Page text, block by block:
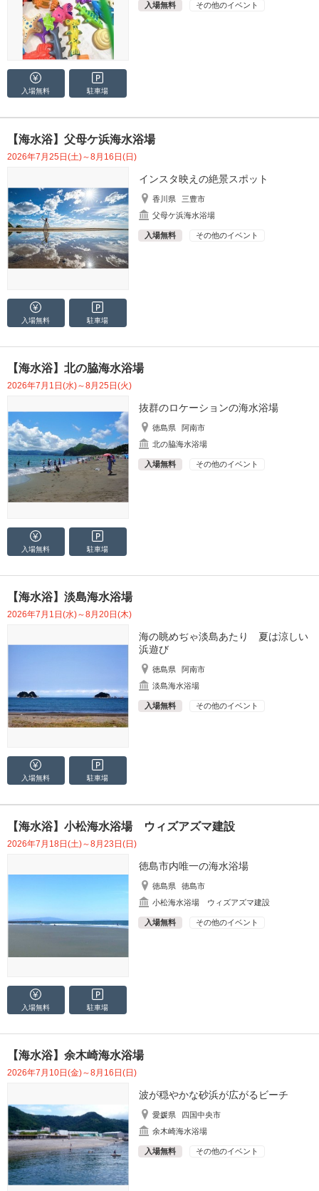
入場無料 その他のイベント
入場無料 駐車場
【海水浴】父母ケ浜海水浴場
2026年7月25日(土)～8月16日(日)
インスタ映えの絶景スポット
香川県
三豊市
父母ケ浜海水浴場
入場無料 その他のイベント
入場無料 駐車場
【海水浴】北の脇海水浴場
2026年7月1日(水)～8月25日(火)
抜群のロケーションの海水浴場
徳島県
阿南市
北の脇海水浴場
入場無料 その他のイベント
入場無料 駐車場
【海水浴】淡島海水浴場
2026年7月1日(水)～8月20日(木)
海の眺めぢゃ淡島あたり 夏は涼しい
浜遊び
徳島県
阿南市
淡島海水浴場
入場無料 その他のイベント
入場無料 駐車場
【海水浴】小松海水浴場 ウィズアズマ建設
2026年7月18日(土)～8月23日(日)
徳島市内唯一の海水浴場
徳島県
徳島市
小松海水浴場 ウィズアズマ建設
入場無料 その他のイベント
入場無料 駐車場
【海水浴】余木崎海水浴場
2026年7月10日(金)～8月16日(日)
波が穏やかな砂浜が広がるビーチ
愛媛県
四国中央市
余木崎海水浴場
入場無料 その他のイベント